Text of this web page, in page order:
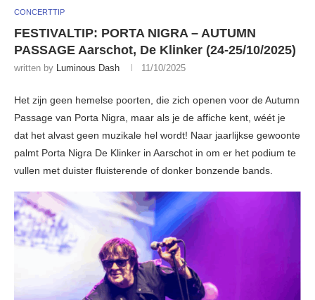
CONCERTTIP
FESTIVALTIP: PORTA NIGRA – AUTUMN
PASSAGE Aarschot, De Klinker (24-25/10/2025)
written by Luminous Dash 11/10/2025
Het zijn geen hemelse poorten, die zich openen voor de Autumn
Passage van Porta Nigra, maar als je de affiche kent, wéét je
dat het alvast geen muzikale hel wordt! Naar jaarlijkse gewoonte
palmt Porta Nigra De Klinker in Aarschot in om er het podium te
vullen met duister fluisterende of donker bonzende bands.